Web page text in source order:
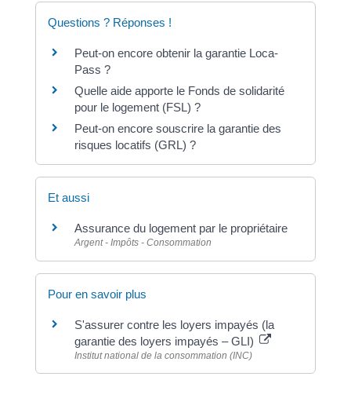
Questions ? Réponses !
Peut-on encore obtenir la garantie Loca-
Pass ?
Quelle aide apporte le Fonds de solidarité
pour le logement (FSL) ?
Peut-on encore souscrire la garantie des
risques locatifs (GRL) ?
Et aussi
Assurance du logement par le propriétaire
Argent - Impôts - Consommation
Pour en savoir plus
S'assurer contre les loyers impayés (la
garantie des loyers impayés – GLI)
Institut national de la consommation (INC)